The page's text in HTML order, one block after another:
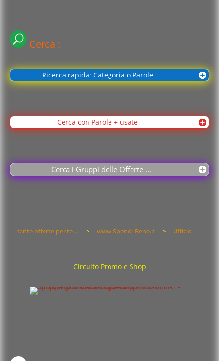
Cerca :
Ricerca rapida: Categoria o Parole
Cerca con Parole + usate
Cerca i Gruppi delle Offerte ...
tante offerte per te ... > www.Spendi-Bene.it > Ufficio
Circuito Promo e Shop